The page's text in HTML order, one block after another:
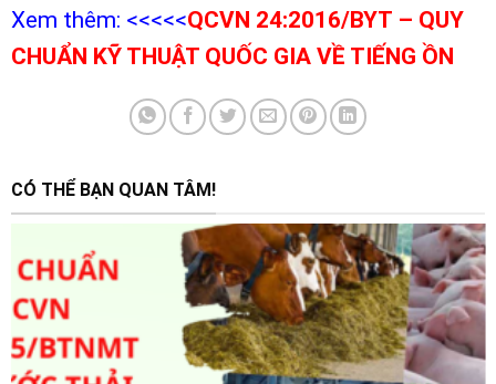
Xem thêm: <<<<<QCVN 24:2016/BYT – QUY
CHUẨN KỸ THUẬT QUỐC GIA VỀ TIẾNG ỒN
CÓ THỂ BẠN QUAN TÂM!